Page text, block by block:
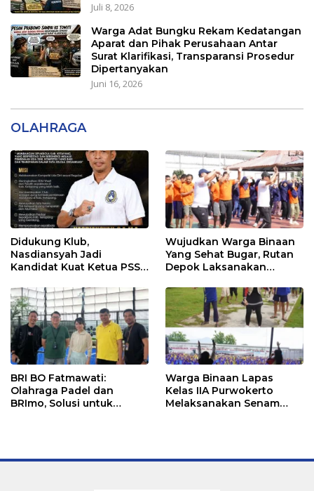
Juli 8, 2026
Warga Adat Bungku Rekam Kedatangan
Aparat dan Pihak Perusahaan Antar
Surat Klarifikasi, Transparansi Prosedur
Dipertanyakan
Juni 16, 2026
OLAHRAGA
Didukung Klub,
Nasdiansyah Jadi
Kandidat Kuat Ketua PSSI
Wujudkan Warga Binaan
Yang Sehat Bugar, Rutan
Depok Laksanakan
BRI BO Fatmawati:
Olahraga Padel dan
BRImo, Solusi untuk
Warga Binaan Lapas
Kelas IIA Purwokerto
Melaksanakan Senam